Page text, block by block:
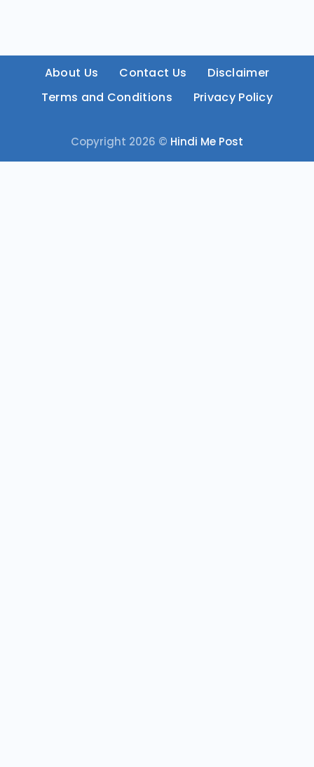
About Us Contact Us
Disclaimer
Terms and Conditions
Privacy Policy
Copyright 2026 © Hindi Me Post